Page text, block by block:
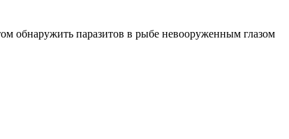
обнаружить паразитов в рыбе невооруженным глазом